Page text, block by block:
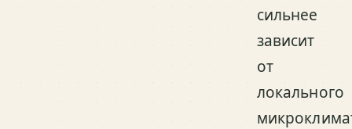
сильнее
зависит
от
локального